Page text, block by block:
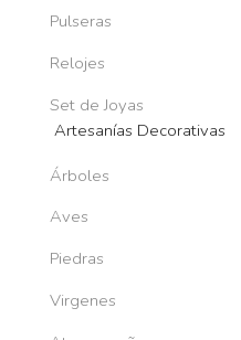
Pulseras
Relojes
Set de Joyas
Artesanías Decorativas
Árboles
Aves
Piedras
Virgenes